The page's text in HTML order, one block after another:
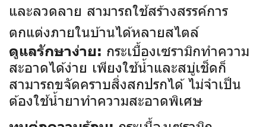
และลวดลาย สามารถใช้สร้างสรรค์การ
ตกแต่งภายในบ้านได้หลายสไตล์
ดูแลรักษาง่าย: กระเบื้องเซรามิกทำความ
สะอาดได้ง่าย เพียงใช้น้ำและสบู่เช็ดก็
สามารถขจัดคราบสิ่งสกปรกได้ ไม่จำเป็น
ต้องใช้น้ำยาทำความสะอาดพิเศษ